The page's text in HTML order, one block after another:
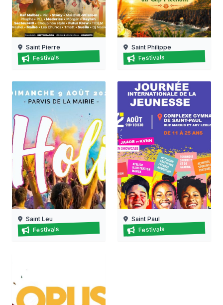
Festi' saint-pierre
07/08/2026 au
Saint Pierre
Festivals Fête du vacoa à saint-
08/08/2026 au
Saint Philippe
Festivals
Leu holi à saint-leu
09/08/2026
Saint Leu
Festivals Journée internationale de
12/08/2026
Saint Paul
Festivals